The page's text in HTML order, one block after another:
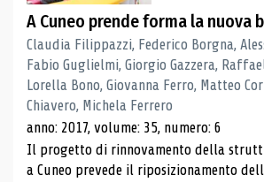
A Cuneo prende forma la nuova
Claudia Filippazzi, Federico Borgna,
Fabio Guglielmi, Giorgio Gazzera,
Lorella Bono, Giovanna Ferro, Matteo
Chiavero, Michela Ferrero
anno: 2017, volume: 35, numero: 6
Il progetto di rinnovamento della
a Cuneo prevede il riposizionamento